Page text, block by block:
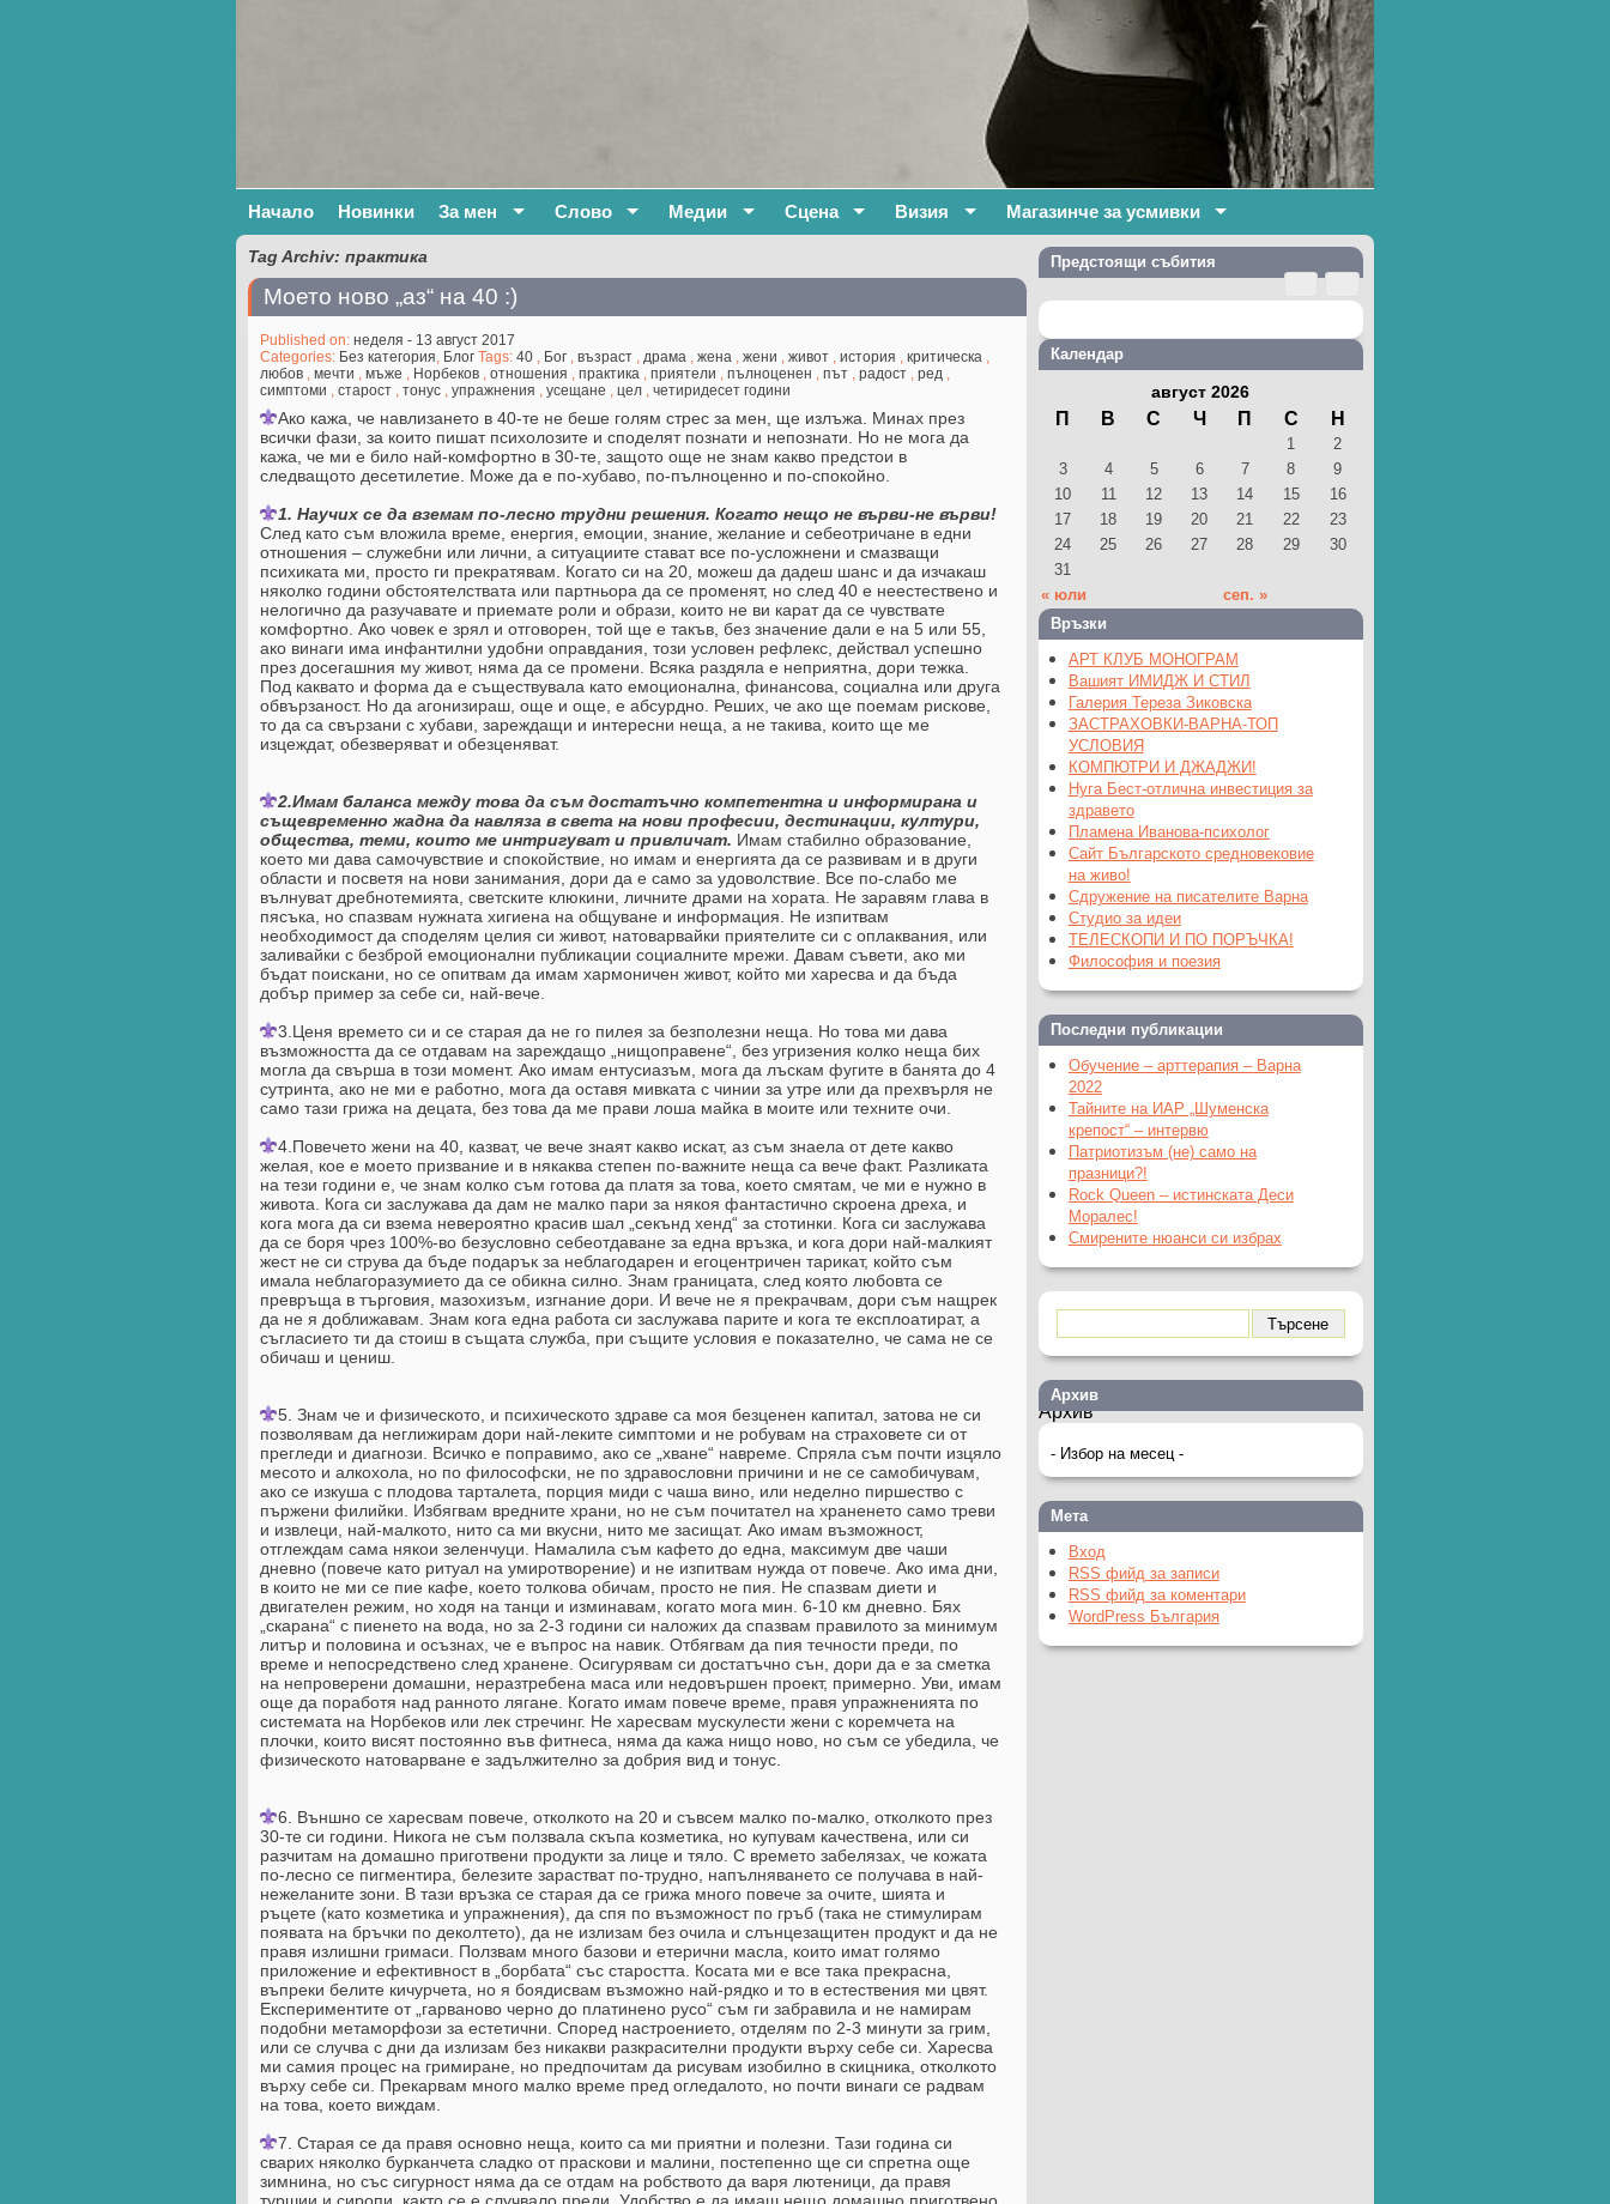
Начало Новинки За мен Слово Медии Сцена Визия Магазинче за усмивки
Tag Archiv: практика
Моето ново „аз“ на 40 :)
Published on: неделя - 13 август 2017
Categories: Без категория БлогTags: 40, Бог, възраст, драма жена жени живот, история критическа
любов, мечти мъже Норбеков, отношения практика приятели пълноценен път, радост, ред
симптоми
старост, тонус, упражнения усещане цел, четиридесет години
Ако кажа, че навлизането в 40-те не беше голям стрес за мен, ще излъжа. Минах през
всички фази, за които пишат психолозите и споделят познати и непознати. Но не мога да
кажа, че ми е било най-комфортно в 30-те, защото още не знам какво предстои в
следващото десетилетие. Може да е по-хубаво, по-пълноценно и по-спокойно.
1. Научих се да вземам по-лесно трудни решения. Когато нещо не върви-не върви!
След като съм вложила време, енергия, емоции, знание, желание и себеотричане в едни
отношения – служебни или лични, а ситуациите стават все по-усложнени и смазващи
психиката ми, просто ги прекратявам. Когато си на 20, можеш да дадеш шанс и да изчакаш
няколко години обстоятелствата или партньора да се променят, но след 40 е неестествено и
нелогично да разучавате и приемате роли и образи, които не ви карат да се чувствате
комфортно. Ако човек е зрял и отговорен, той ще е такъв, без значение дали е на 5 или 55,
ако винаги има инфантилни удобни оправдания, този условен рефлекс, действал успешно
през досегашния му живот, няма да се промени. Всяка раздяла е неприятна, дори тежка.
Под каквато и форма да е съществувала като емоционална, финансова, социална или друга
обвързаност. Но да агонизираш, още и още, е абсурдно. Реших, че ако ще поемам рискове,
то да са свързани с хубави, зареждащи и интересни неща, а не такива, които ще ме
изцеждат, обезверяват и обезценяват.
2.Имам баланса между това да съм достатъчно компетентна и информирана и
същевременно жадна да навляза в света на нови професии, дестинации, култури,
общества, теми, които ме интригуват и привличат. Имам стабилно образование,
което ми дава самочувствие и спокойствие, но имам и енергията да се развивам и в други
области и посветя на нови занимания, дори да е само за удоволствие. Все по-слабо ме
вълнуват дребнотемията, светските клюкини, личните драми на хората. Не заравям глава в
пясъка, но спазвам нужната хигиена на общуване и информация. Не изпитвам
необходимост да споделям целия си живот, натоварвайки приятелите си с оплаквания, или
заливайки с безброй емоционални публикации социалните мрежи. Давам съвети, ако ми
бъдат поискани, но се опитвам да имам хармоничен живот, който ми харесва и да бъда
добър пример за себе си, най-вече.
3.Ценя времето си и се старая да не го пилея за безполезни неща. Но това ми дава
възможността да се отдавам на зареждащо „нищоправене“, без угризения колко неща бих
могла да свърша в този момент. Ако имам ентусиазъм, мога да лъскам фугите в банята до 4
сутринта, ако не ми е работно, мога да оставя мивката с чинии за утре или да прехвърля не
само тази грижа на децата, без това да ме прави лоша майка в моите или техните очи.
4.Повечето жени на 40, казват, че вече знаят какво искат, аз съм знаела от дете какво
желая, кое е моето призвание и в някаква степен по-важните неща са вече факт. Разликата
на тези години е, че знам колко съм готова да платя за това, което смятам, че ми е нужно в
живота. Кога си заслужава да дам не малко пари за някоя фантастично скроена дреха, и
кога мога да си взема невероятно красив шал „секънд хенд“ за стотинки. Кога си заслужава
да се боря чрез 100%-во безусловно себеотдаване за една връзка, и кога дори най-малкият
жест не си струва да бъде подарък за неблагодарен и егоцентричен тарикат, който съм
имала неблагоразумието да се обикна силно. Знам границата, след която любовта се
превръща в търговия, мазохизъм, изгнание дори. И вече не я прекрачвам, дори съм нащрек
да не я доближавам. Знам кога една работа си заслужава парите и кога те експлоатират, а
съгласието ти да стоиш в същата служба, при същите условия е показателно, че сама не се
обичаш и цениш.
5. Знам че и физическото, и психическото здраве са моя безценен капитал, затова не си
позволявам да неглижирам дори най-леките симптоми и не робувам на страховете си от
прегледи и диагнози. Всичко е поправимо, ако се „хване“ навреме. Спряла съм почти изцяло
месото и алкохола, но по философски, не по здравословни причини и не се самобичувам,
ако се изкуша с плодова тарталета, порция миди с чаша вино, или неделно пиршество с
пържени филийки. Избягвам вредните храни, но не съм почитател на храненето само треви
и извлеци, най-малкото, нито са ми вкусни, нито ме засищат. Ако имам възможност,
отглеждам сама някои зеленчуци. Намалила съм кафето до една, максимум две чаши
дневно (повече като ритуал на умиротворение) и не изпитвам нужда от повече. Ако има дни,
в които не ми се пие кафе, което толкова обичам, просто не пия. Не спазвам диети и
двигателен режим, но ходя на танци и изминавам, когато мога мин. 6-10 км дневно. Бях
„скарана“ с пиенето на вода, но за 2-3 години си наложих да спазвам правилото за минимум
литър и половина и осъзнах, че е въпрос на навик. Отбягвам да пия течности преди, по
време и непосредствено след хранене. Осигурявам си достатъчно сън, дори да е за сметка
на непроверени домашни, неразтребена маса или недовършен проект, примерно. Уви, имам
още да поработя над ранното лягане. Когато имам повече време, правя упражненията по
системата на Норбеков или лек стречинг. Не харесвам мускулести жени с коремчета на
плочки, които висят постоянно във фитнеса, няма да кажа нищо ново, но съм се убедила, че
физическото натоварване е задължително за добрия вид и тонус.
6. Външно се харесвам повече, отколкото на 20 и съвсем малко по-малко, отколкото през
30-те си години. Никога не съм ползвала скъпа козметика, но купувам качествена, или си
разчитам на домашно приготвени продукти за лице и тяло. С времето забелязах, че кожата
по-лесно се пигментира, белезите зарастват по-трудно, напълняването се получава в най-
нежеланите зони. В тази връзка се старая да се грижа много повече за очите, шията и
ръцете (като козметика и упражнения), да спя по възможност по гръб (така не стимулирам
появата на бръчки по деколтето), да не излизам без очила и слънцезащитен продукт и да не
правя излишни гримаси. Ползвам много базови и етерични масла, които имат голямо
приложение и ефективност в „борбата“ със старостта. Косата ми е все така прекрасна,
въпреки белите кичурчета, но я боядисвам възможно най-рядко и то в естествения ми цвят.
Експериментите от „гарваново черно до платинено русо“ съм ги забравила и не намирам
подобни метаморфози за естетични. Според настроението, отделям по 2-3 минути за грим,
или се случва с дни да излизам без никакви разкрасителни продукти върху себе си. Харесва
ми самия процес на гримиране, но предпочитам да рисувам изобилно в скицника, отколкото
върху себе си. Прекарвам много малко време пред огледалото, но почти винаги се радвам
на това, което виждам.
7. Старая се да правя основно неща, които са ми приятни и полезни. Тази година си
сварих няколко бурканчета сладко от праскови и малини, постепенно ще си спретна още
зимнина, но със сигурност няма да се отдам на робството да варя лютеници, да правя
туршии и сиропи, както се е случвало преди. Удобство е да имаш нещо домашно приготвено,
Предстоящи събития
Календар
август 2026
П В С Ч П С Н
« юли сеп. »
1
2
3
4 5 6 7 8
9
10
11 12 13 14 15
16
17
18 19 20 21 22
23
24
25 26 27 28 29
30
31
Връзки
АРТ КЛУБ МОНОГРАМ
Вашият ИМИДЖ И СТИЛ
Галерия Тереза Зиковска
ЗАСТРАХОВКИ-ВАРНА-ТОП
УСЛОВИЯ
КОМПЮТРИ И ДЖАДЖИ!
Нуга Бест-отлична инвестиция за
здравето
Пламена Иванова-психолог
Сайт Българското средновековие
на живо!
Сдружение на писателите Варна
Студио за идеи
ТЕЛЕСКОПИ И ПО ПОРЪЧКА!
Философия и поезия
Последни публикации
Обучение – арттерапия – Варна
2022
Тайните на ИАР „Шуменска
крепост“ – интервю
Патриотизъм (не) само на
празници?!
Rock Queen – истинската Деси
Моралес!
Смирените нюанси си избрах
Архив
Архив
Мета
Вход
RSS фийд за записи
RSS фийд за коментари
WordPress България